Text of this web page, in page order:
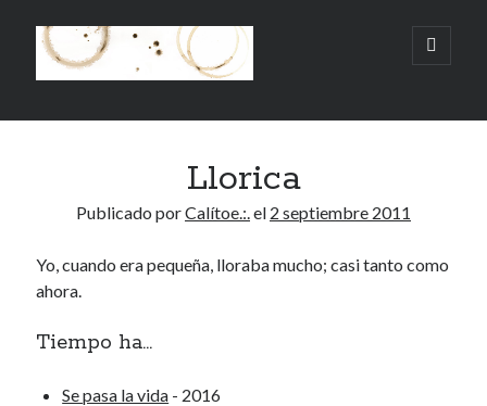
.:.Calito(h)eces.:.
abrir
menú
Barra
No compres, adopta
Llorica
Publicado porCalítoe.:.el 2 septiembre 2011
Yo, cuando era pequeña, lloraba mucho; casi tanto como
ahora.
Tiempo ha...
Se pasa la vida - 2016